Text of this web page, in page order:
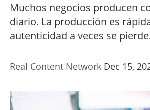
Muchos negocios producen
diario. La producción es
autenticidad a veces se
Real Content Network Dec 15,